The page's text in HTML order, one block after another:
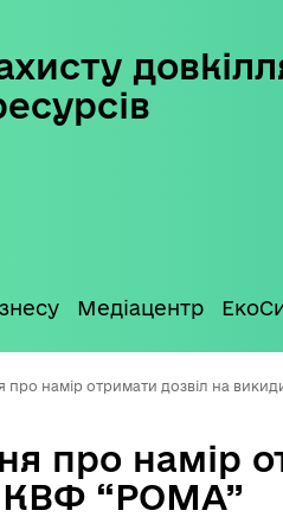
Медіацентр
про намір отримати дозвіл на
про намір
КВФ “РОМА”